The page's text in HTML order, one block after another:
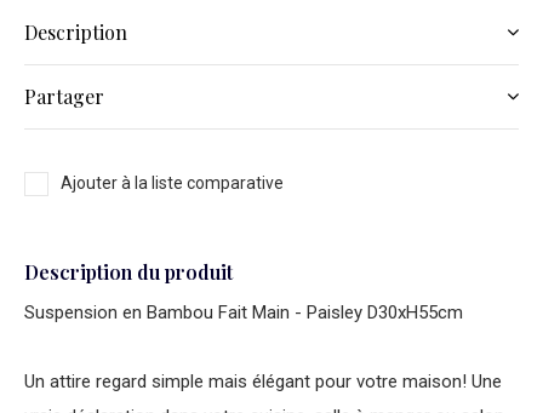
Description
Partager
Ajouter à la liste comparative
Description du produit
Suspension en Bambou Fait Main - Paisley D30xH55cm
Un attire regard simple mais élégant pour votre maison! Une